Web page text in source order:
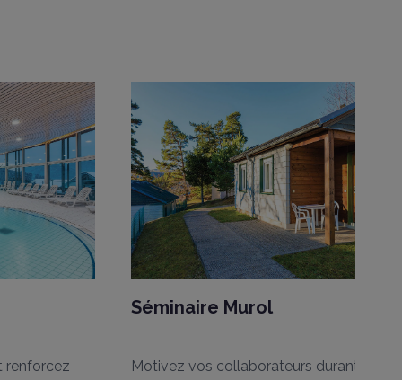
25 15
25 12
SUR MESURE
votre événement :
immersive en montagne
renforcez
Séminaire Murol
Motivez vos collaborateurs durant